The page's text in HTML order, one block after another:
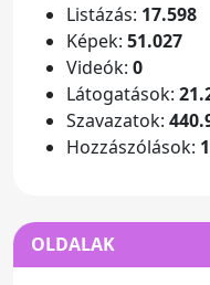
Listázás: 17.598
Képek: 51.027
Videók: 0
Látogatások:
Szavazatok:
Hozzászólások:
OLDALAK